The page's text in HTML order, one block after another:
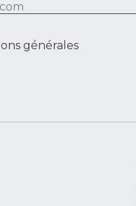
générales